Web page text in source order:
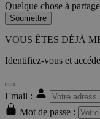
Quelque chose à
Soumettre
VOUS ÊTES DÉJÀ
Identifiez-vous et
Email :
Mot de passe :